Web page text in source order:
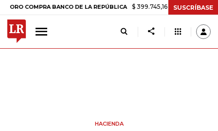
COMPRA BANCO DE LA REPÚBLICA $ 399.745,16 +$ 2.295,71 +0,58%
SUSCRÍBASE
HACIENDA